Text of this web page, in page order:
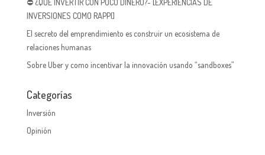
⛔ ¿QUÉ INVERTIR CON POCO DINERO?- [EXPERIENCIAS DE
INVERSIONES COMO RAPPI]
El secreto del emprendimiento es construir un ecosistema de
relaciones humanas
Sobre Uber y como incentivar la innovación usando “sandboxes”
Categorías
Inversión
Opinión